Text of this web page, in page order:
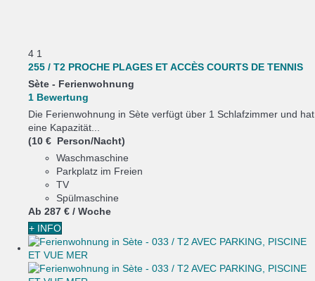
4 1
255 / T2 PROCHE PLAGES ET ACCÈS COURTS DE TENNIS
Sète - Ferienwohnung
1 Bewertung
Die Ferienwohnung in Sète verfügt über 1 Schlafzimmer und hat
eine Kapazität...
(10 € Person/Nacht)
Waschmaschine
Parkplatz im Freien
TV
Spülmaschine
Ab 287 € / Woche
+ INFO